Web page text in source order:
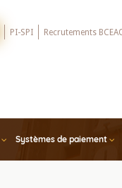
PI-SPI Recrutements
Systèmes de paiement